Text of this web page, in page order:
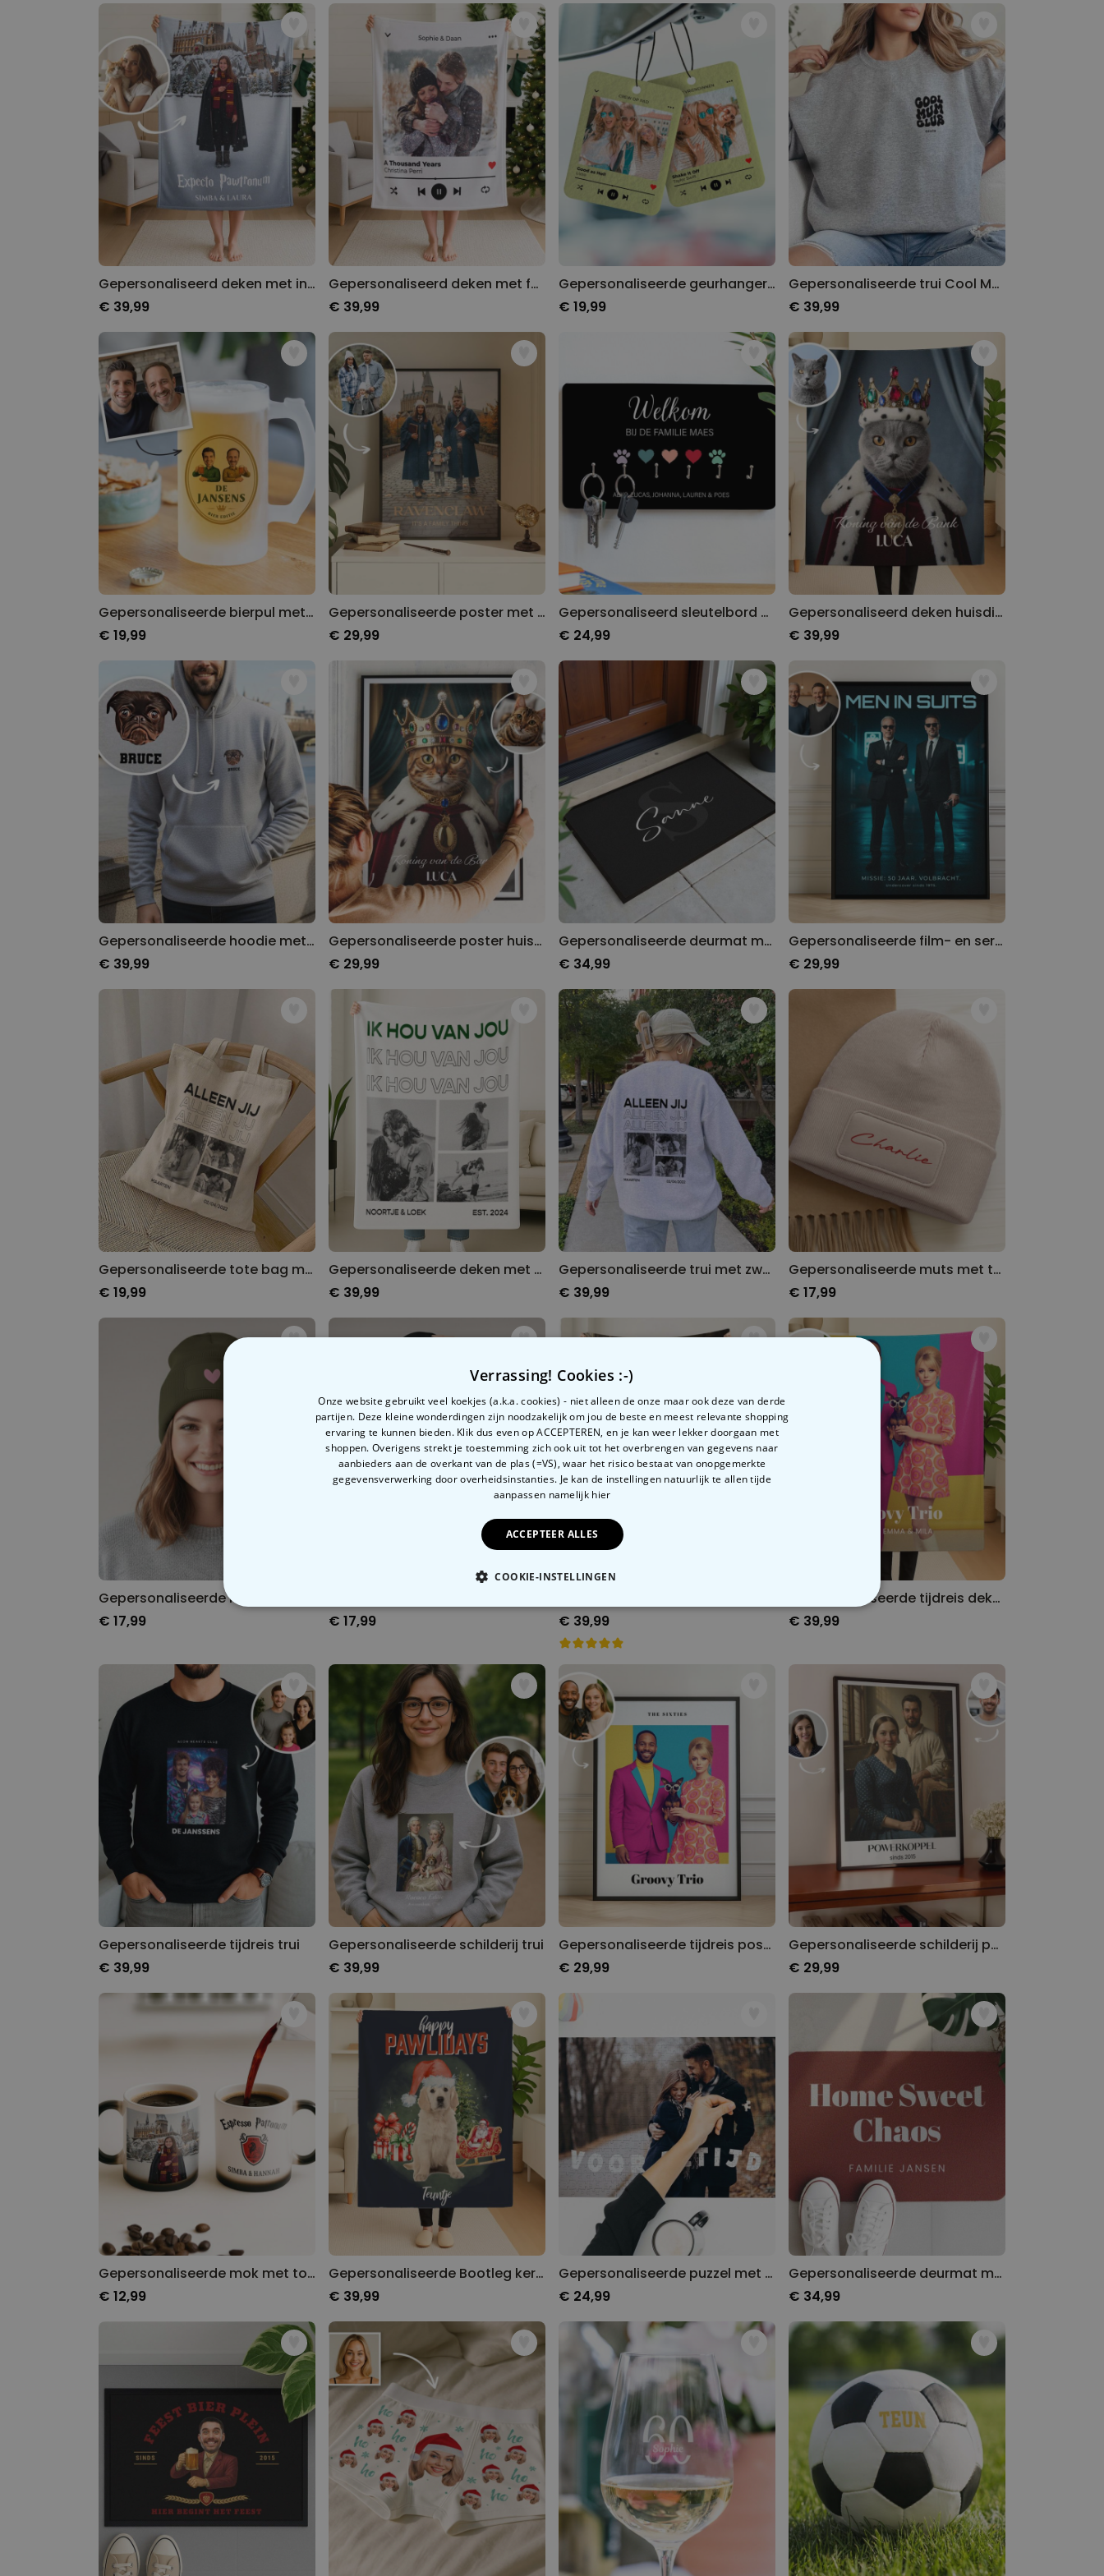
Gepersonaliseerde boxershort
met gezicht en tekst
Meer dan
11.600
gekocht
29,99 €
Personaliseerbaar
Gepersonaliseerde boxershort
met rits ontwerp
Meer dan
700keer
gekocht
29,99 €
Polaroid-look
Gepersonaliseerde
Geurhanger set van 2
Gepersonaliseerd deken met individueel tover design
€ 39,99
Gepersonaliseerd deken met foto en liedje
€ 39,99
Gepersonaliseerde geurhanger met foto en liedje set van 2
€ 19,99
Gepersonaliseerde trui Cool Moms & Dads Club
€ 39,99
Gepersonaliseerde bierpul met twee gezichten en logo
€ 19,99
Gepersonaliseerde poster met individueel magisch design
€ 29,99
Gepersonaliseerd sleutelbord met symbolen en namen
€ 24,99
Gepersonaliseerd deken huisdier met kostuum
€ 39,99
Gepersonaliseerde hoodie met huisdier als comic
€ 39,99
Gepersonaliseerde poster huisdier met kostuum
€ 29,99
Gepersonaliseerde deurmat met monogram
€ 34,99
Gepersonaliseerde film- en serie poster
€ 29,99
Gepersonaliseerde tote bag met zwart-wit foto's en tekst
€ 19,99
Gepersonaliseerde deken met zwart-wit foto's en tekst
€ 39,99
Gepersonaliseerde trui met zwart-witfoto’s en tekst
€ 39,99
Gepersonaliseerde muts met tekst
€ 17,99
€ 17,99
€ 17,99
€ 39,99
Gepersonaliseerde tijdreis deken
€ 39,99
Gepersonaliseerde tijdreis trui
€ 39,99
Gepersonaliseerde schilderij trui
€ 39,99
Gepersonaliseerde tijdreis poster
€ 29,99
Gepersonaliseerde schilderij poster
€ 29,99
Gepersonaliseerde mok met tover ontwerp
€ 12,99
Gepersonaliseerde Bootleg kerstdeken met huisdier
€ 39,99
Gepersonaliseerde puzzel met foto en sierlijke tekst
€ 24,99
Gepersonaliseerde deurmat met drie regels
€ 34,99
Verrassing! Cookies :-)
Onze website gebruikt veel koekjes (a.k.a. cookies) - niet alleen de onze maar ook deze van derde
partijen. Deze kleine wonderdingen zijn noodzakelijk om jou de beste en meest relevante shopping
ervaring te kunnen bieden. Klik dus even op ACCEPTEREN, en je kan weer lekker doorgaan met
shoppen. Overigens strekt je toestemming zich ook uit tot het overbrengen van gegevens naar
aanbieders aan de overkant van de plas (=VS), waar het risico bestaat van onopgemerkte
gegevensverwerking door overheidsinstanties. Je kan de instellingen natuurlijk te allen tijde
aanpassen namelijk hier
ACCEPTEER ALLES
COOKIE-INSTELLINGEN
NOODZAKELIJK PERFORMANCE